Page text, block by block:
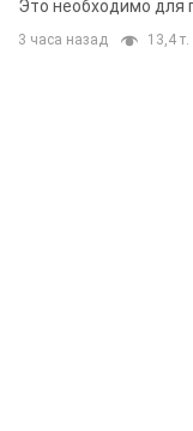
Это необходимо для
3 часа назад 13,4 т.